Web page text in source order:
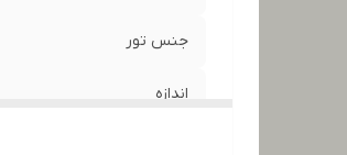
جنس تور
اندازه